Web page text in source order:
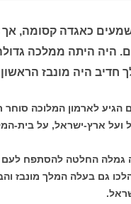
כאגדה קסומה, אך
היה היתה ממלכה
חדיב היה מונבז
הגיע לארמון המלוכה סוחר
ועל ארץ-ישראל, על בית-
גמלה החלטה להסתפח לעם
גם בעלה המלך מונבז